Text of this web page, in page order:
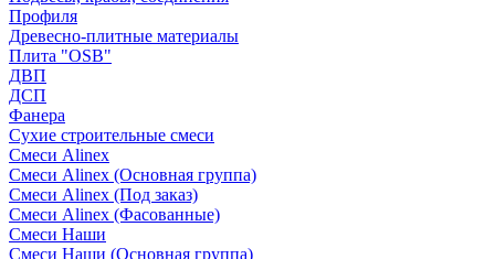
Профиля
Древесно-плитные материалы
Плита "OSB"
ДВП
ДСП
Фанера
Сухие строительные смеси
Смеси Alinex
Смеси Alinex (Основная группа)
Смеси Alinex (Под заказ)
Смеси Alinex (Фасованные)
Смеси Наши
Смеси Наши (Основная группа)